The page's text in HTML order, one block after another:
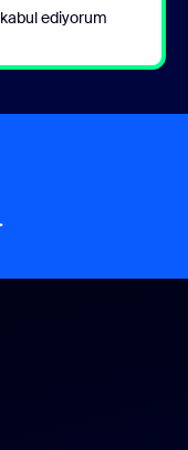
kabul ediyorum